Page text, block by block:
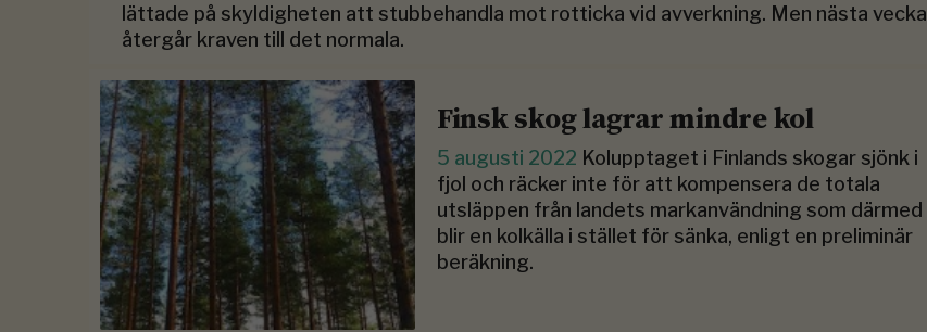
lättade på skyldigheten att stubbehandla mot rotticka vid avverkning. Men nästa vecka
återgår kraven till det normala.
Finsk skog lagrar mindre kol
5 augusti 2022 Kolupptaget i Finlands skogar sjönk i
fjol och räcker inte för att kompensera de totala
utsläppen från landets markanvändning som därmed
blir en kolkälla i stället för sänka, enligt en preliminär
beräkning.